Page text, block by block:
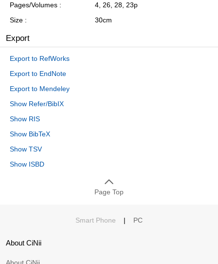
Pages/Volumes
4, 26, 28, 23p
Size
30cm
Export
Export to RefWorks
Export to EndNote
Export to Mendeley
Show Refer/BibIX
Show RIS
Show BibTeX
Show TSV
Show ISBD
Page Top
Smart Phone | PC
About CiNii